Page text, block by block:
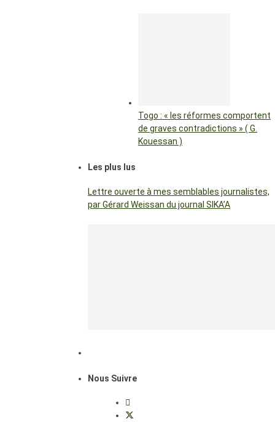
Togo : « les réformes comportent
de graves contradictions » ( G.
Kouessan )
Les plus lus
Lettre ouverte à mes semblables journalistes,
par Gérard Weissan du journal SIKA’A
Nous Suivre